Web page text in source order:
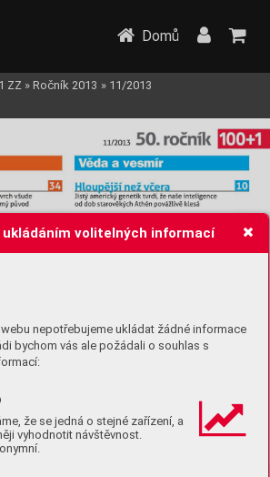
ukládáním volitelných informací
nepotřebujeme ukládat žádné informace
bychom vás ale požádali o souhlas s
že se jedná o stejné zařízení, a
vyhodnotit návštěvnost.
Domů
ZZ » Ročník 2013 » 11/2013